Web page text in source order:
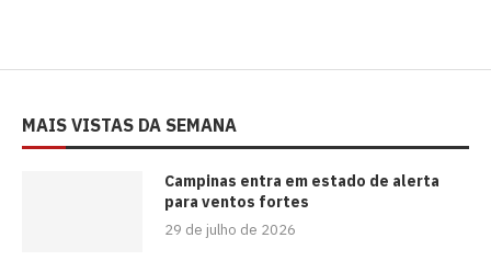
MAIS VISTAS DA SEMANA
Campinas entra em estado de alerta
para ventos fortes
29 de julho de 2026